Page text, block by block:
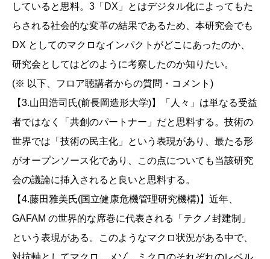
していると思料。3「DX」とはデジタル化によってもた
らされる社会的な変革の結果であるため、本研究会でも
DX としてのマクロなインパクトがどこにあったのか、
研究会としてはどのように考察したのか知りたい。
(※ 以下、フロア聴講者からの質問・コメント)
【3.山田浩司氏(前長岡造形大学)】「人々」は単なる受益
者ではなく「共創のパートナー」だと思料する。技術の
世界では「技術の民主化」という表現があり、最たる形
がオープンソース化であり、この点についても当該研究
会の議論に挿入されると良いと思料する。
【4.藤田雅美氏(国立健康危機管理研究機構)】近年、
GAFAM の世界的な席巻に代表される「テクノ封建制」
という表現がある。このようなマクロ状況がある中で、
対抗軸としてマクロ、メゾ、ミクロのそれぞれのレベル